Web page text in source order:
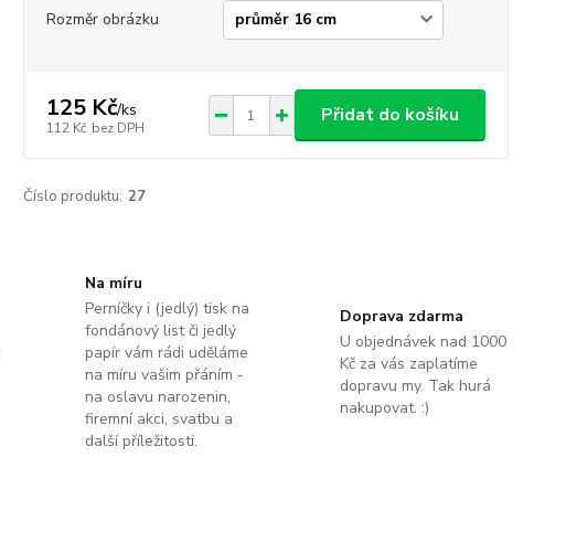
Rozměr obrázku
125 Kč/ks
112 Kč bez DPH
Přidat do košíku
Číslo produktu: 27
Na míru
Perníčky i (jedlý) tisk na
fondánový list či jedlý
papír vám rádi uděláme
na míru vašim přáním -
na oslavu narozenin,
firemní akci, svatbu a
další příležitosti.
Doprava zdarma
U objednávek nad 1000
Kč za vás zaplatíme
dopravu my. Tak hurá
nakupovat. :)